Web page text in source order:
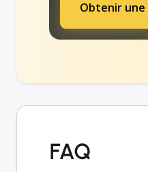
Obtenir
FAQ